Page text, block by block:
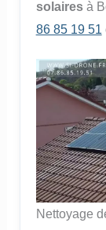
solairesà
86 85 19 51
Nettoyage